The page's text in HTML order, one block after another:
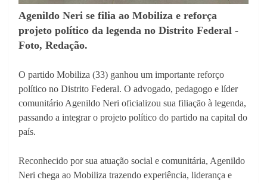
Agenildo Neri se filia ao Mobiliza e reforça
projeto político da legenda no Distrito Federal -
Foto, Redação.
O partido Mobiliza (33) ganhou um importante reforço
político no Distrito Federal. O advogado, pedagogo e líder
comunitário Agenildo Neri oficializou sua filiação à legenda,
passando a integrar o projeto político do partido na capital do
país.
Reconhecido por sua atuação social e comunitária, Agenildo
Neri chega ao Mobiliza trazendo experiência, liderança e